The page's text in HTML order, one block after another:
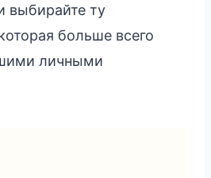
выбирайте ту
больше всего
личными